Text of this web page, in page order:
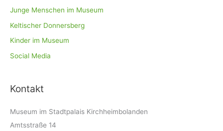
Junge Menschen im Museum
Keltischer Donnersberg
Kinder im Museum
Social Media
Kontakt
Museum im Stadtpalais Kirchheimbolanden
Amtsstraße 14